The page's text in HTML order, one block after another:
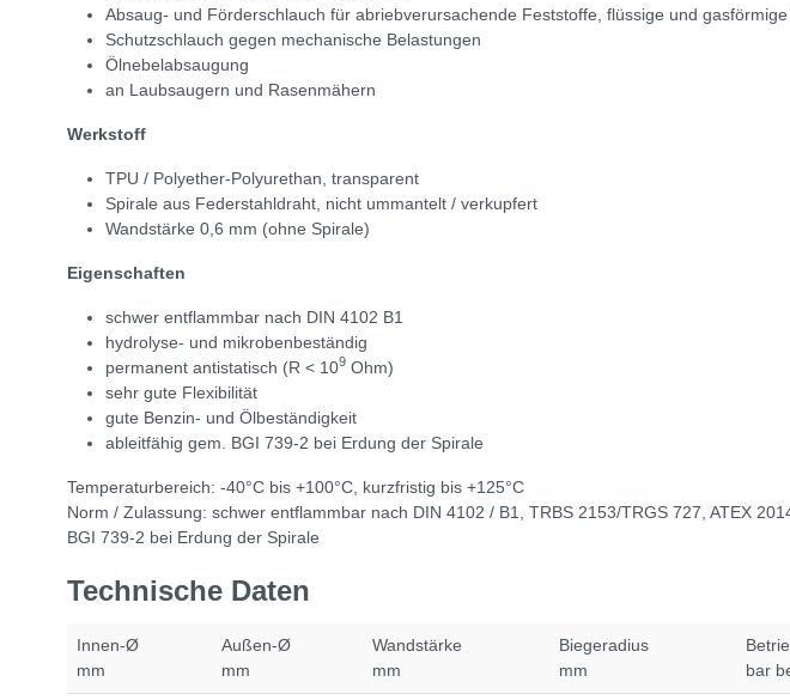
Absaug- und Förderschlauch für abriebverursachende Feststoffe, flüssige und
Schutzschlauch gegen mechanische Belastungen
Ölnebelabsaugung
an Laubsaugern und Rasenmähern
Werkstoff
TPU / Polyether-Polyurethan, transparent
Spirale aus Federstahldraht, nicht ummantelt / verkupfert
Wandstärke 0,6 mm (ohne Spirale)
Eigenschaften
schwer entflammbar nach DIN 4102 B1
hydrolyse- und mikrobenbeständig
permanent antistatisch (R < 109 Ohm)
sehr gute Flexibilität
gute Benzin- und Ölbeständigkeit
ableitfähig gem. BGI 739-2 bei Erdung der Spirale
Temperaturbereich: -40°C bis +100°C, kurzfristig bis +125°C
Norm / Zulassung: schwer entflammbar nach DIN 4102 / B1, TRBS 2153/TRGS 727, ATEX
BGI 739-2 bei Erdung der Spirale
Technische Daten
Innen-Ø
mm
Außen-Ø
mm
Wandstärke
mm
Biegeradius
mm
bar